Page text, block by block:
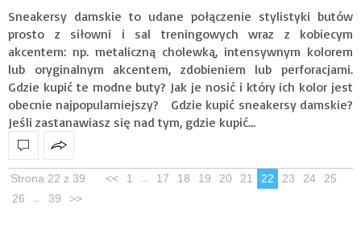
Sneakersy damskie to udane połączenie stylistyki butów
prosto z siłowni i sal treningowych wraz z kobiecym
akcentem: np. metaliczną cholewką, intensywnym kolorem
lub oryginalnym akcentem, zdobieniem lub perforacjami.
Gdzie kupić te modne buty? Jak je nosić i który ich kolor jest
obecnie najpopularniejszy? Gdzie kupić sneakersy damskie?
Jeśli zastanawiasz się nad tym, gdzie kupić…
Strona 22 z 39 << 1 17 18 19 20 21 22 23 24
25
26
39 >>